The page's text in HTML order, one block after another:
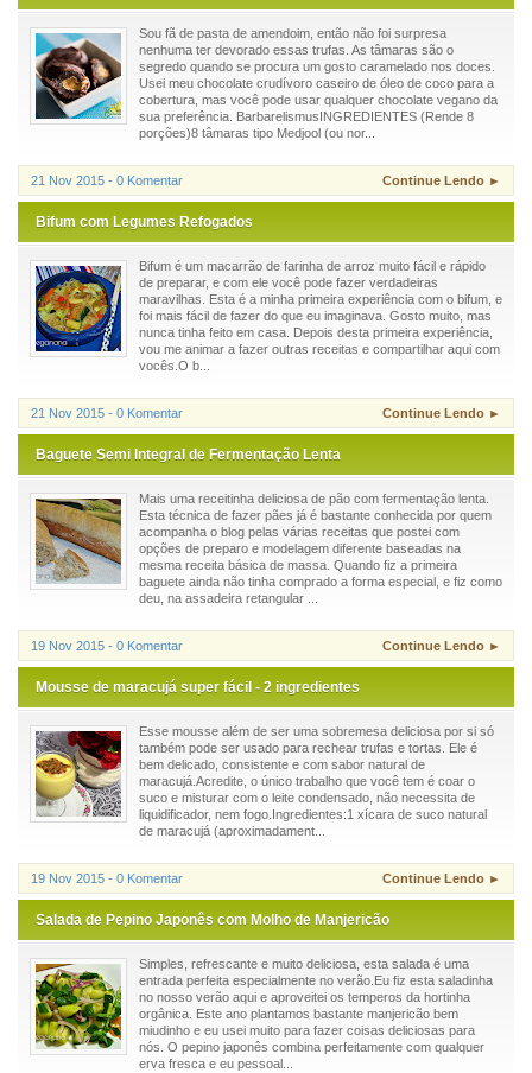
Sou fã de pasta de amendoim, então não foi surpresa
nenhuma ter devorado essas trufas. As tâmaras são o
segredo quando se procura um gosto caramelado nos doces.
Usei meu chocolate crudívoro caseiro de óleo de coco para a
cobertura, mas você pode usar qualquer chocolate vegano da
sua preferência. BarbarelismusINGREDIENTES (Rende 8
porções)8 tâmaras tipo Medjool (ou nor...
21 Nov 2015 - 0 Komentar Continue Lendo ►
Bifum com Legumes Refogados
Bifum é um macarrão de farinha de arroz muito fácil e rápido
de preparar, e com ele você pode fazer verdadeiras
maravilhas. Esta é a minha primeira experiência com o bifum, e
foi mais fácil de fazer do que eu imaginava. Gosto muito, mas
nunca tinha feito em casa. Depois desta primeira experiência,
vou me animar a fazer outras receitas e compartilhar aqui com
vocês.O b...
21 Nov 2015 - 0 Komentar Continue Lendo ►
Baguete Semi Integral de Fermentação Lenta
Mais uma receitinha deliciosa de pão com fermentação lenta.
Esta técnica de fazer pães já é bastante conhecida por quem
acompanha o blog pelas várias receitas que postei com
opções de preparo e modelagem diferente baseadas na
mesma receita básica de massa. Quando fiz a primeira
baguete ainda não tinha comprado a forma especial, e fiz como
deu, na assadeira retangular ...
19 Nov 2015 - 0 Komentar Continue Lendo ►
Mousse de maracujá super fácil - 2 ingredientes
Esse mousse além de ser uma sobremesa deliciosa por si só
também pode ser usado para rechear trufas e tortas. Ele é
bem delicado, consistente e com sabor natural de
maracujá.Acredite, o único trabalho que você tem é coar o
suco e misturar com o leite condensado, não necessita de
liquidificador, nem fogo.Ingredientes:1 xícara de suco natural
de maracujá (aproximadament...
19 Nov 2015 - 0 Komentar Continue Lendo ►
Salada de Pepino Japonês com Molho de Manjericão
Simples, refrescante e muito deliciosa, esta salada é uma
entrada perfeita especialmente no verão.Eu fiz esta saladinha
no nosso verão aqui e aproveitei os temperos da hortinha
orgânica. Este ano plantamos bastante manjericão bem
miudinho e eu usei muito para fazer coisas deliciosas para
nós. O pepino japonês combina perfeitamente com qualquer
erva fresca e eu pessoal...